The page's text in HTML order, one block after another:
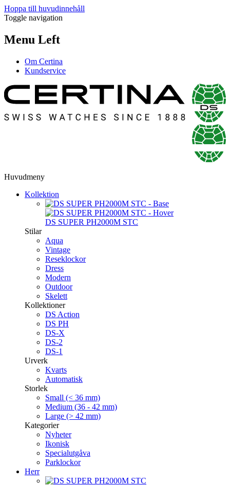
Hoppa till huvudinnehåll
Toggle navigation
Menu Left
Om Certina
Kundservice
Huvudmeny
Kollektion
DS SUPER PH2000M STC
Stilar
Aqua
Vintage
Reseklockor
Dress
Modern
Outdoor
Skelett
Kollektioner
DS Action
DS PH
DS-X
DS-2
DS-1
Urverk
Kvarts
Automatisk
Storlek
Small (< 36 mm)
Medium (36 - 42 mm)
Large (> 42 mm)
Kategorier
Nyheter
Ikonisk
Specialutgåva
Parklockor
Herr